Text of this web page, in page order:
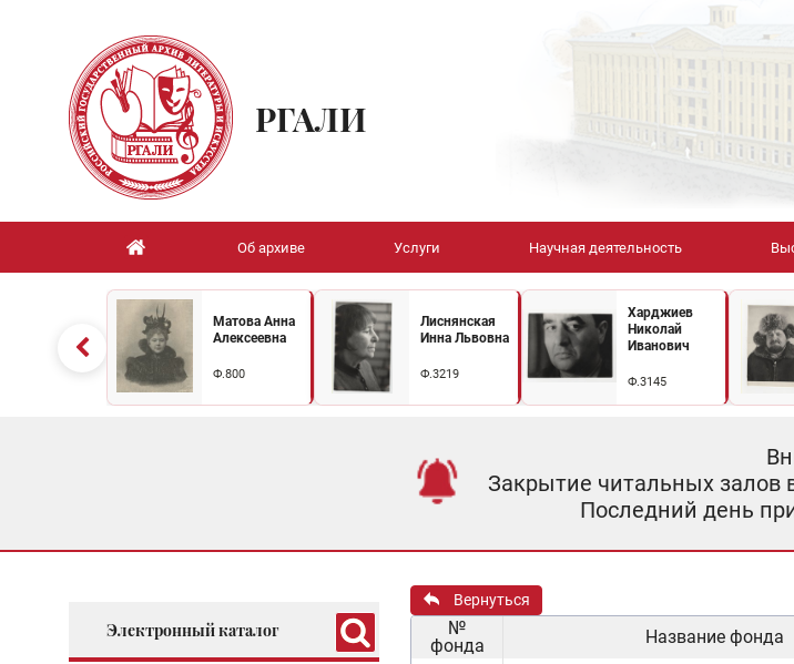
РГАЛИ
Об архиве Услуги Научная деятельность
Матова Анна
Алексеевна
Ф.800
Лиснянская
Инна Львовна
Ф.3219
Харджиев
Николай
Иванович
Ф.3145
Закрытие читальных залов
Последний день
Электронный каталог
Вернуться
№
фонда
Название фонда